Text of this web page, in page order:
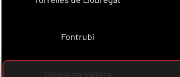
Fontrubí
Cebrià de Vallalta